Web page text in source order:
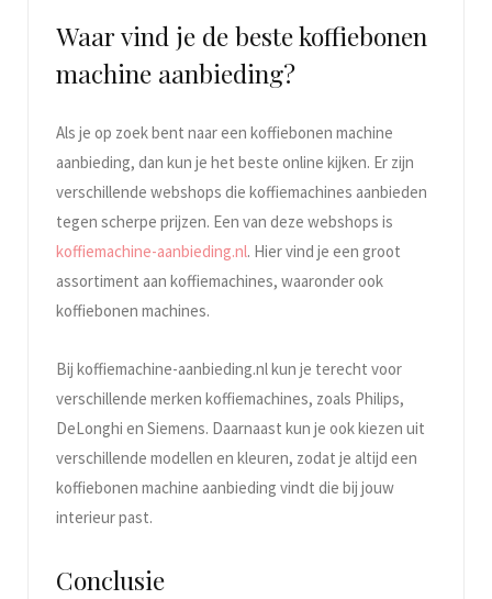
Waar vind je de beste koffiebonen
machine aanbieding?
Als je op zoek bent naar een koffiebonen machine
aanbieding, dan kun je het beste online kijken. Er zijn
verschillende webshops die koffiemachines aanbieden
tegen scherpe prijzen. Een van deze webshops is
koffiemachine-aanbieding.nl. Hier vind je een groot
assortiment aan koffiemachines, waaronder ook
koffiebonen machines.
Bij koffiemachine-aanbieding.nl kun je terecht voor
verschillende merken koffiemachines, zoals Philips,
DeLonghi en Siemens. Daarnaast kun je ook kiezen uit
verschillende modellen en kleuren, zodat je altijd een
koffiebonen machine aanbieding vindt die bij jouw
interieur past.
Conclusie